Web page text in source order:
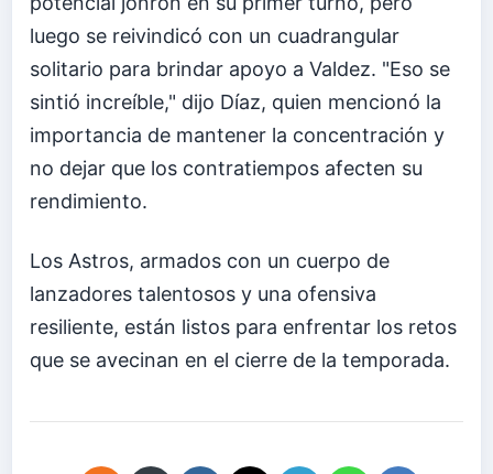
luego se reivindicó con un cuadrangular
solitario para brindar apoyo a Valdez. "Eso se
sintió increíble," dijo Díaz, quien mencionó la
importancia de mantener la concentración y
no dejar que los contratiempos afecten su
rendimiento.
Los Astros, armados con un cuerpo de
lanzadores talentosos y una ofensiva
resiliente, están listos para enfrentar los retos
que se avecinan en el cierre de la temporada.